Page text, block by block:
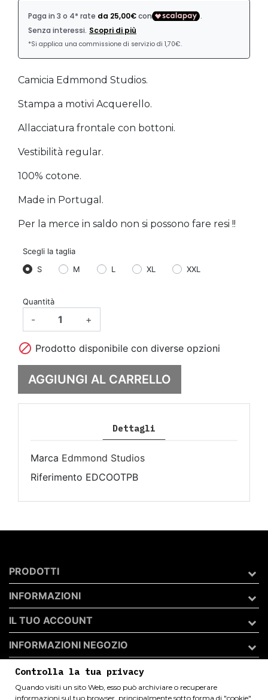
Camicia Edmmond Studios.
Stampa a motivi Acquerello.
Allacciatura frontale con bottoni.
Vestibilità regular.
100% cotone.
Made in Portugal.
Per la merce in saldo non si possono fare resi !!
Scegli la taglia
S
M L XL XXL
Quantità
- +
 Prodotto disponibile con diverse opzioni
AGGIUNGI AL CARRELLO
Dettagli
Marca Edmmond Studios
Riferimento EDCOOTPB
PRODOTTI
INFORMAZIONI
IL TUO ACCOUNT
INFORMAZIONI NEGOZIO
Archivio 50 di Andrea Catini
Controlla la tua privacy
Quando visiti un sito Web, esso può archiviare o recuperare
informazioni sul tuo browser, principalmente sotto forma di "cookie".